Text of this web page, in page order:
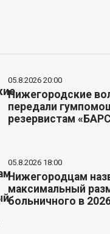
05.8.2026 20:00
Нижегородские
передали
резервистам
05.8.2026 18:00
Нижегородцам
максимальный
больничного в